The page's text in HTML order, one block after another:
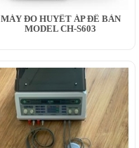
MÁY ĐO HUYẾT ÁP ĐỂ BÀN
MODEL CH-S603